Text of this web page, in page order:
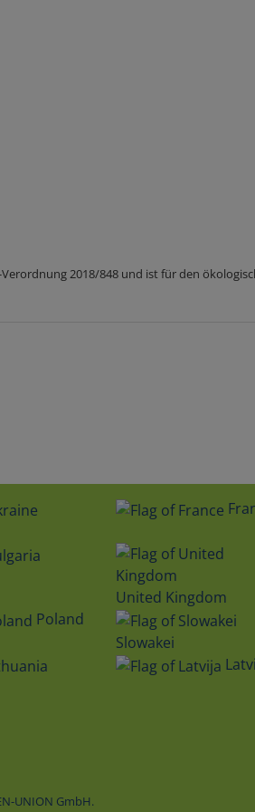
2018/848 und ist für den
United Kingdom
Poland
Slowakei
UNION GmbH.